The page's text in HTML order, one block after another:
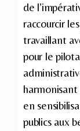
de
raccourcir
travaillant
pour le
en
publics aux